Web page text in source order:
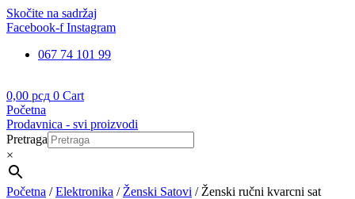
Skočite na sadržaj
Facebook-f Instagram
067 74 101 99
0,00 рсд 0 Cart
Početna
Prodavnica - svi proizvodi
Pretraga
×
Početna /Elektronika / Ženski Satovi / Ženski ručni kvarcni sat